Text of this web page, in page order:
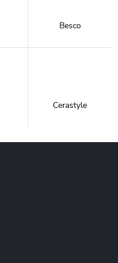
Besco
Cerastyle